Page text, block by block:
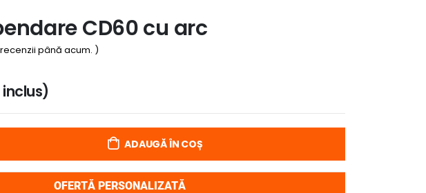
CD60 cu arc
până acum. )
ADAUGĂ ÎN COȘ
OFERTĂ PERSONALIZATĂ